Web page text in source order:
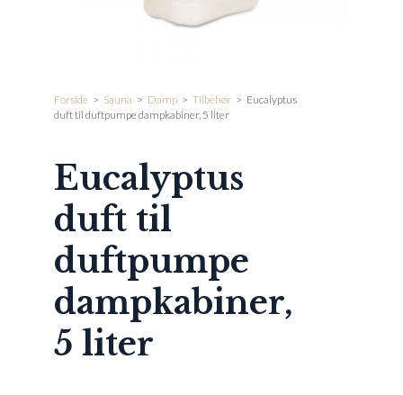
Forside > Sauna > Damp > Tilbehør > Eucalyptus
duft til duftpumpe dampkabiner, 5 liter
Eucalyptus
duft til
duftpumpe
dampkabiner,
5 liter